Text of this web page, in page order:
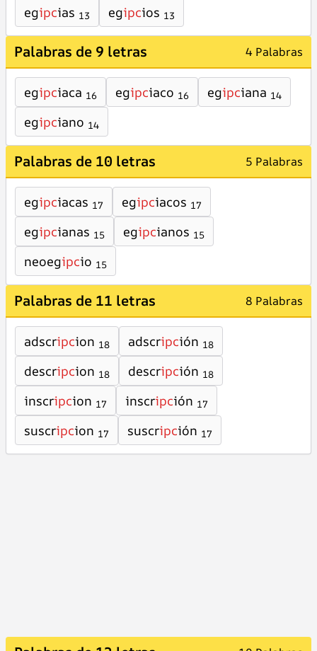
egipcias 13 egipcios 13
Palabras de 9 letras 4 Palabras
egipciaca 16 egipciaco 16 egipciana 14
egipciano 14
Palabras de 10 letras 5 Palabras
egipciacas 17 egipciacos 17
egipcianas 15 egipcianos 15
neoegipcio 15
Palabras de 11 letras 8 Palabras
adscripcion 18 adscripción 18
descripcion 18 descripción 18
inscripcion 17 inscripción 17
suscripcion 17 suscripción 17